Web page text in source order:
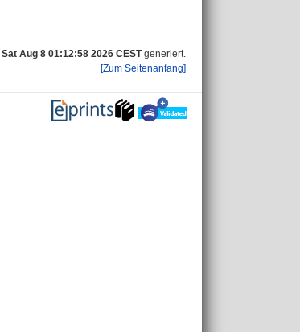
Sat Aug 8 01:12:58 2026 CESTgeneriert.
[Zum Seitenanfang]